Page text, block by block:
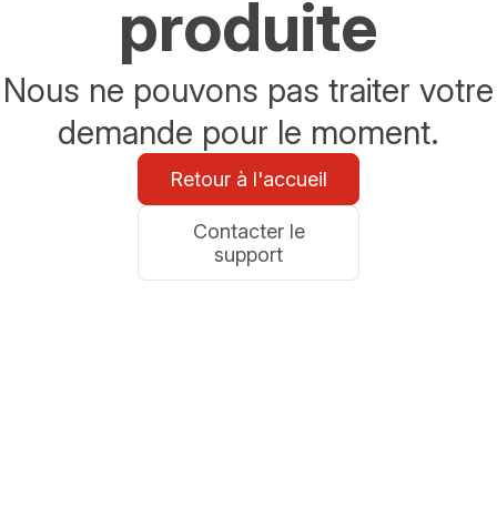
produite
Nous ne pouvons pas traiter votre
demande pour le moment.
Retour à l'accueil
Contacter le
support